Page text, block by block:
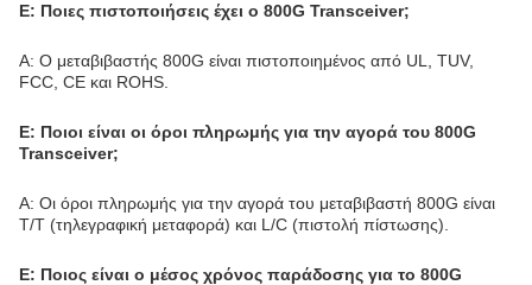
Ε: Ποιες πιστοποιήσεις έχει ο 800G Transceiver;
Α: Ο μεταβιβαστής 800G είναι πιστοποιημένος από UL, TUV,
FCC, CE και ROHS.
Ε: Ποιοι είναι οι όροι πληρωμής για την αγορά του 800G
Transceiver;
Α: Οι όροι πληρωμής για την αγορά του μεταβιβαστή 800G είναι
T/T (τηλεγραφική μεταφορά) και L/C (πιστολή πίστωσης).
Ε: Ποιος είναι ο μέσος χρόνος παράδοσης για το 800G